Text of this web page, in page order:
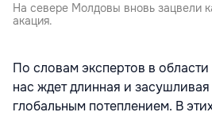
На севере Молдовы вновь зацвели
акация.
По словам экспертов в
нас ждет длинная и
глобальным потеплением. В